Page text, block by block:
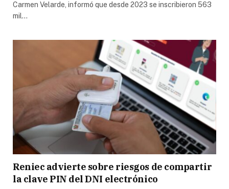
Carmen Velarde, informó que desde 2023 se inscribieron 563
mil…
Reniec advierte sobre riesgos de compartir
la clave PIN del DNI electrónico